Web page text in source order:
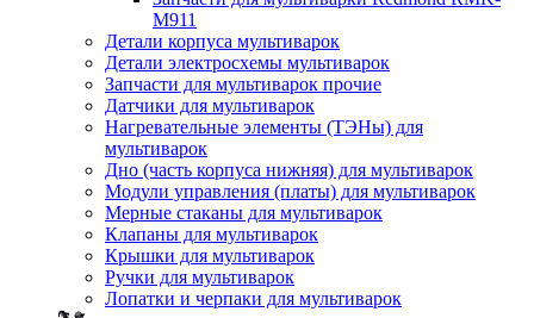
M911
Детали корпуса мультиварок
Детали электросхемы мультиварок
Запчасти для мультиварок прочие
Датчики для мультиварок
Нагревательные элементы (ТЭНы) для
мультиварок
Дно (часть корпуса нижняя) для мультиварок
Модули управления (платы) для мультиварок
Мерные стаканы для мультиварок
Клапаны для мультиварок
Крышки для мультиварок
Ручки для мультиварок
Лопатки и черпаки для мультиварок